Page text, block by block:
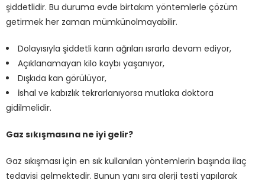
şiddetlidir. Bu duruma evde birtakım yöntemlerle çözüm
getirmek her zaman mümkünolmayabilir.
Dolayısıyla şiddetli karın ağrıları ısrarla devam ediyor,
Açıklanamayan kilo kaybı yaşanıyor,
Dışkıda kan görülüyor,
İshal ve kabızlık tekrarlanıyorsa mutlaka doktora
gidilmelidir.
Gaz sıkışmasına ne iyi gelir?
Gaz sıkışması için en sık kullanılan yöntemlerin başında ilaç
tedavisi gelmektedir. Bunun yanı sıra alerji testi yapılarak